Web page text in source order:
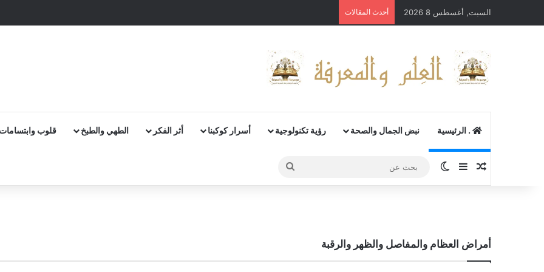
السبت, أغسطس 8 2026 أحدث المقالات
. الرئيسية نبض الجمال والصحة رؤية تكنولوجية أسرار كوكبنا أثر الفكر الطهي والطبخ قلوب وابتسامات
مقال عشوائي
إضافة عمود جانبي
الوضع المظلم
بحث
عن
أمراض العظام والمفاصل والظهر والرقبة